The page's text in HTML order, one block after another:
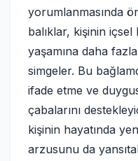
yorumlanmasında
balıklar, kişinin içsel
yaşamına daha
simgeler. Bu
ifade etme ve
çabalarını
kişinin hayatında
arzusunu da